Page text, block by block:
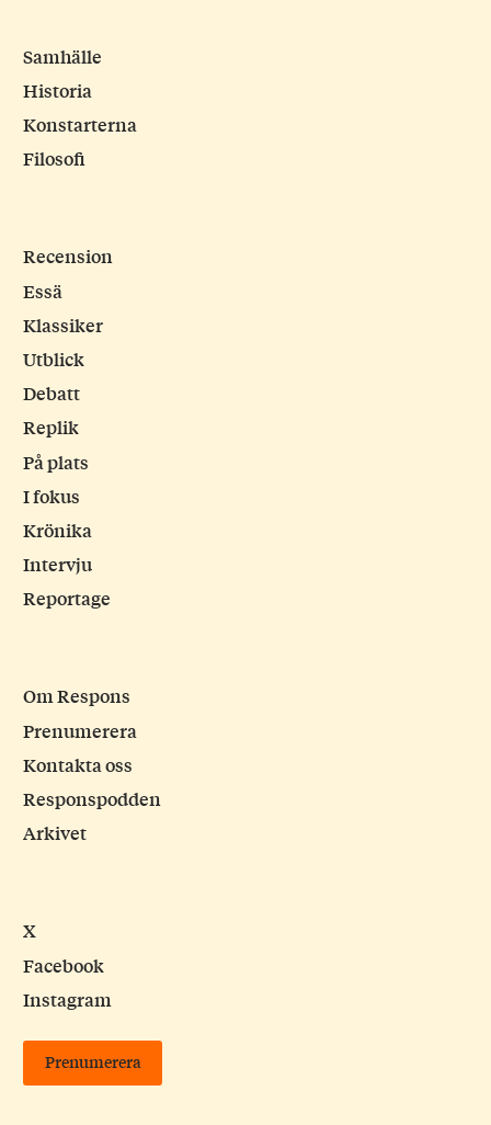
Samhälle
Historia
Konstarterna
Filosofi
Recension
Essä
Klassiker
Utblick
Debatt
Replik
På plats
I fokus
Krönika
Intervju
Reportage
Om Respons
Prenumerera
Kontakta oss
Responspodden
Arkivet
X
Facebook
Instagram
Prenumerera